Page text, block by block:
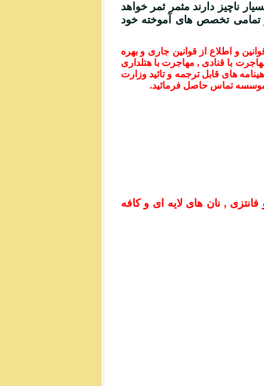
ناچیز دارند مثمر ثمر خواهد
تمامی تخصص های آموخته خود
و اطلاع از قوانین جاری و بهره
با قنادی , مهاجرت با هتلداری
تا 2350 امتیاز مهارتی و دریافت گواهینامه های قابل ترجمه و تائید وزارت
موسسه تماس حاصل فرمائید.
, نان های لایه ای و کافه